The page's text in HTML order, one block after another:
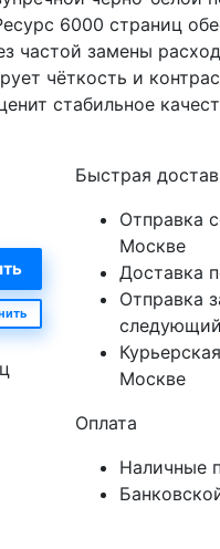
6000 страниц
частой замены
чёткость и
стабильное
Быстрая
Отправка
Москве
Доставка
Отправка
Москве
Оплата
Наличные